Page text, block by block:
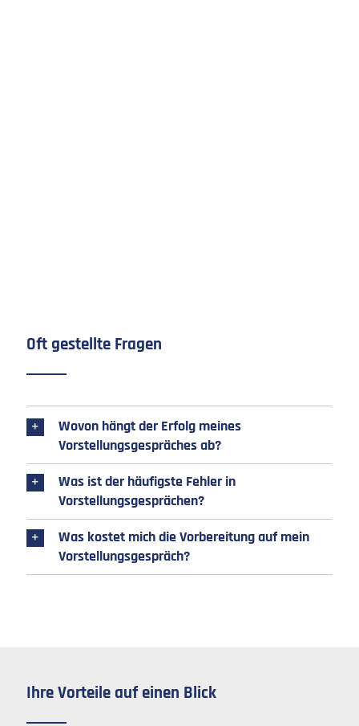
Oft gestellte Fragen
Wovon hängt der Erfolg meines
Vorstellungsgespräches ab?
Was ist der häufigste Fehler in
Vorstellungsgesprächen?
Was kostet mich die Vorbereitung auf mein
Vorstellungsgespräch?
Ihre Vorteile auf einen Blick